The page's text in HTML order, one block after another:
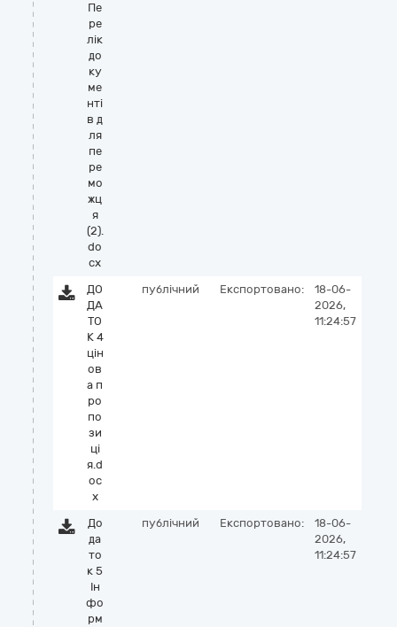
Пе
ре
лік
до
ку
ме
нті
в д
ля
пе
ре
мо
жц
я
(2).
do
cx
ДО
ДА
ТО
К 4
цін
ов
а п
ро
по
зи
ці
я.d
oc
x
публічний Експортовано:
18-06-
2026,
11:24:57
До
да
то
к 5
Ін
фо
рм
публічний Експортовано:
18-06-
2026,
11:24:57